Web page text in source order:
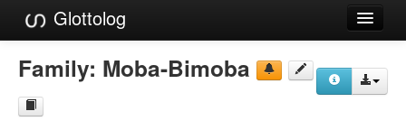
Glottolog
Languages
Families
Family: Moba-Bimoba